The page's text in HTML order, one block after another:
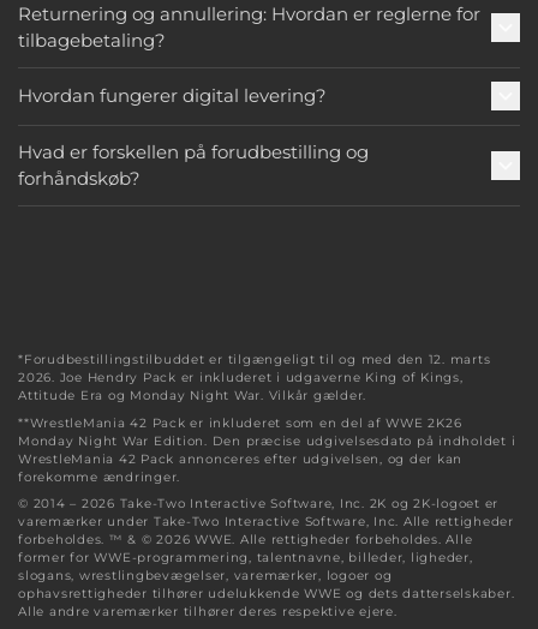
Returnering og annullering: Hvordan er reglerne for
tilbagebetaling?
Hvordan fungerer digital levering?
Hvad er forskellen på forudbestilling og
forhåndskøb?
*Forudbestillingstilbuddet er tilgængeligt til og med den 12. marts
2026. Joe Hendry Pack er inkluderet i udgaverne King of Kings,
Attitude Era og Monday Night War. Vilkår gælder.
**WrestleMania 42 Pack er inkluderet som en del af WWE 2K26
Monday Night War Edition. Den præcise udgivelsesdato på indholdet i
WrestleMania 42 Pack annonceres efter udgivelsen, og der kan
forekomme ændringer.
© 2014 – 2026 Take-Two Interactive Software, Inc. 2K og 2K-logoet er
varemærker under Take-Two Interactive Software, Inc. Alle rettigheder
forbeholdes. ™ & © 2026 WWE. Alle rettigheder forbeholdes. Alle
former for WWE-programmering, talentnavne, billeder, ligheder,
slogans, wrestlingbevægelser, varemærker, logoer og
ophavsrettigheder tilhører udelukkende WWE og dets datterselskaber.
Alle andre varemærker tilhører deres respektive ejere.